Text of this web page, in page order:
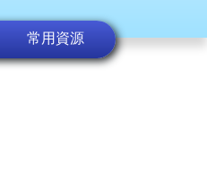
常用資源